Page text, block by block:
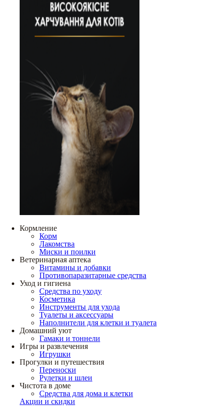
Кормление
Корм
Лакомства
Миски и поилки
Ветеринарная аптека
Витамины и добавки
Противопаразитарные средства
Уход и гигиена
Средства по уходу
Косметика
Инструменты для ухода
Туалеты и аксессуары
Наполнители для клетки и туалета
Домашний уют
Гамаки и тоннели
Игры и развлечения
Игрушки
Прогулки и путешествия
Переноски
Рулетки и шлеи
Чистота в доме
Средства для дома и клетки
Акции и скидки